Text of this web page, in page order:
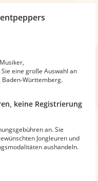
eine große Auswahl an
Baden-Württemberg.
keine Registrierung
an. Sie
Jongleuren und
aushandeln.